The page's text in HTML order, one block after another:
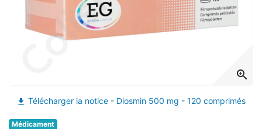
zoom_in
file_download Télécharger la notice - Diosmin 500 mg - 120 comprimés
Médicament